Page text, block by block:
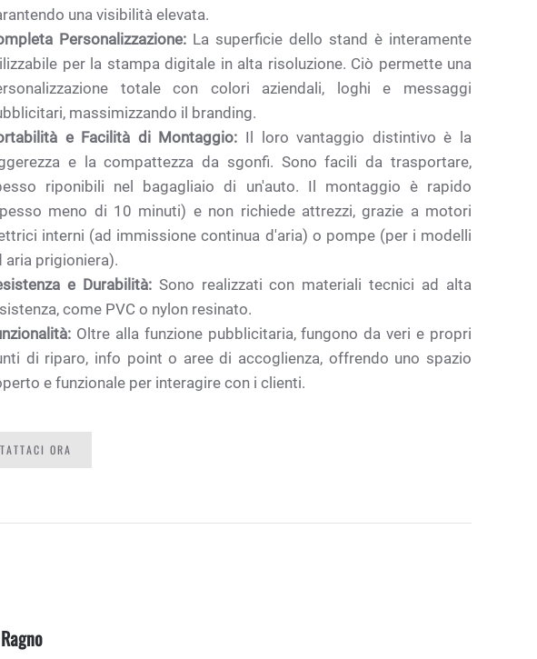
una visibilità elevata.
Personalizzazione: La superficie dello stand è interamente
per la stampa digitale in alta risoluzione. Ciò permette una
totale con colori aziendali, loghi e messaggi
massimizzando il branding.
e Facilità di Montaggio: Il loro vantaggio distintivo è la
e la compattezza da sgonfi. Sono facili da trasportare,
riponibili nel bagagliaio di un'auto. Il montaggio è rapido
meno di 10 minuti) e non richiede attrezzi, grazie a motori
interni (ad immissione continua d'aria) o pompe (per i modelli
aria prigioniera).
e Durabilità:Sono realizzati con materiali tecnici ad alta
come PVC o nylon resinato.
Oltre alla funzione pubblicitaria, fungono da veri e propri
di riparo, info point o aree di accoglienza, offrendo uno spazio
e funzionale per interagire con i clienti.
ORA